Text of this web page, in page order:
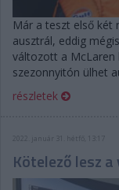
Már a teszt első két
ausztrál, eddig
változott a McLaren
szezonnyitón ülhet
részletek
2022. január 31. hétfő, 13:17
Kötelező lesz